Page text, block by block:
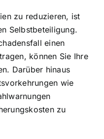
zu reduzieren, ist
Selbstbeteiligung.
einen
können Sie Ihre
Darüber hinaus
wie
zu